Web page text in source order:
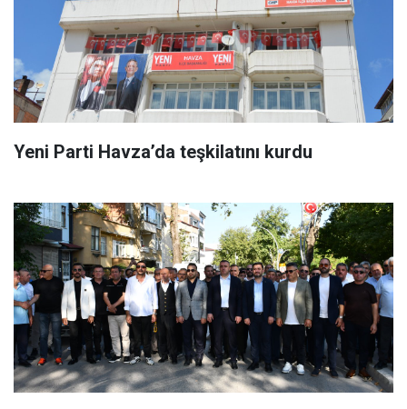
Yeni Parti Havza’da teşkilatını kurdu